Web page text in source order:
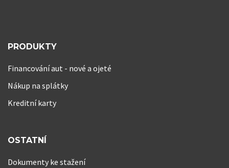
PRODUKTY
Financování aut - nové a ojeté
Nákup na splátky
Kreditní karty
OSTATNÍ
Dokumenty ke stažení